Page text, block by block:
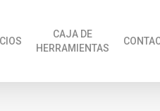
CAJA DE
HERRAMIENTAS